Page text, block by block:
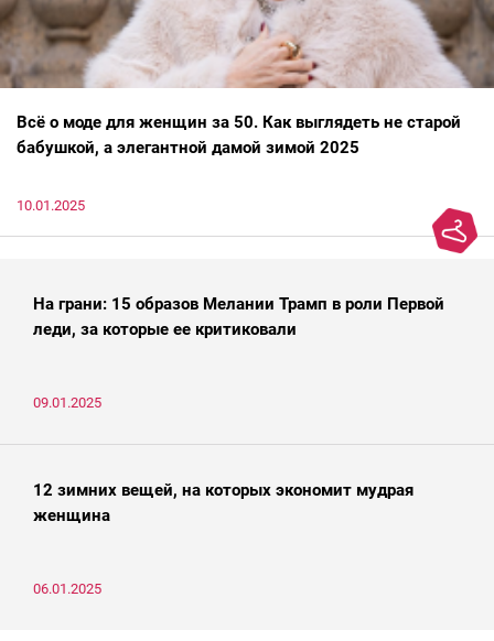
Всё о моде для женщин за 50. Как выглядеть не старой
бабушкой, а элегантной дамой зимой 2025
10.01.2025
На грани: 15 образов Мелании Трамп в роли Первой
леди, за которые ее критиковали
09.01.2025
12 зимних вещей, на которых экономит мудрая
женщина
06.01.2025